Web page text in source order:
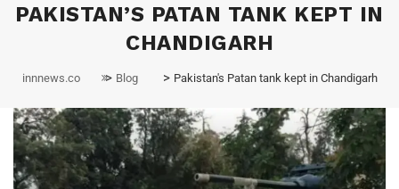
PAKISTAN’S PATAN TANK KEPT IN
CHANDIGARH
innnews.co > Blog > Pakistan's Patan tank kept in Chandigarh